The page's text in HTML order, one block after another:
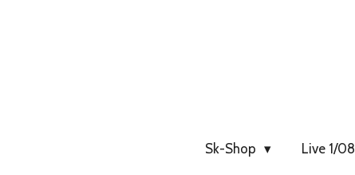
Sk-Shop Live 1/08